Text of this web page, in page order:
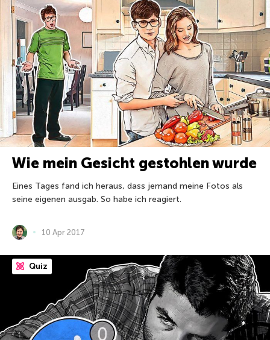
Wie mein Gesicht gestohlen wurde
Eines Tages fand ich heraus, dass jemand meine Fotos als
seine eigenen ausgab. So habe ich reagiert.
10 Apr 2017
Quiz